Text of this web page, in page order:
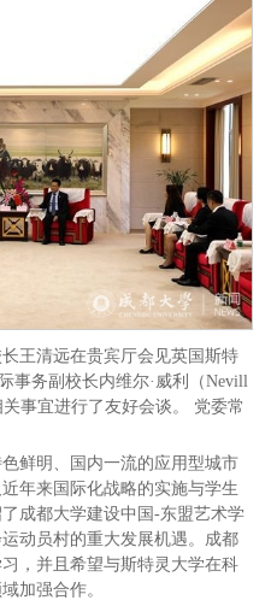
王清远在贵宾厅会见英国斯特
事务副校长内维尔·威利（Nevill
事宜进行了友好会谈。 党委常
鲜明、国内一流的应用型城市
年来国际化战略的实施与学生
成都大学建设中国-东盟艺术学
动员村的重大发展机遇。成都
，并且希望与斯特灵大学在科
加强合作。